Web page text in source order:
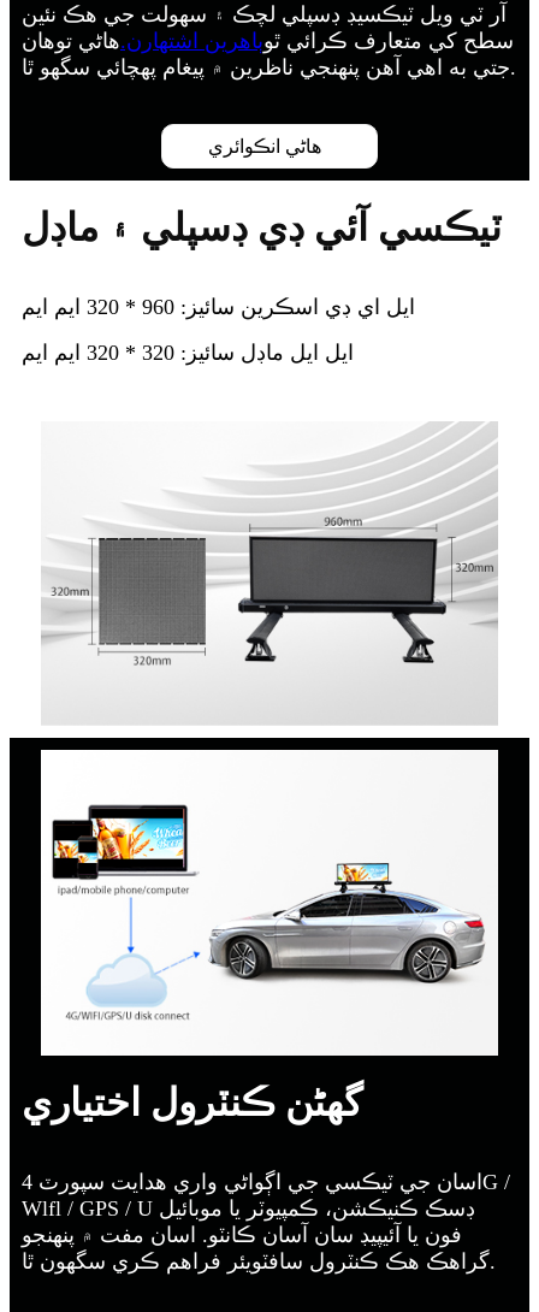
آر ٽي ويل ٽيڪسيڊ ڊسپلي لچڪ ۽ سهولت جي هڪ نئين
سطح کي متعارف ڪرائي ٿوٻاهرين اشتهارن.هاڻي توهان
جتي به اهي آهن پنهنجي ناظرین ۾ پيغام پهچائي سگهو ٿا.
هاڻي انڪوائري
ٽيڪسي آئي ڊي ڊسپلي ۽ ماڊل
ايل اي ڊي اسڪرين سائيز: 960 * 320 ايم ايم
ايل ايل ماڊل سائيز: 320 * 320 ايم ايم
گهڻن ڪنٽرول اختياري
اسان جي ٽيڪسي جي اڳواڻي واري هدايت سپورٽ 4G /
Wlfl / GPS / U ڊسڪ ڪنيڪشن، ڪمپيوٽر يا موبائيل
فون يا آئيپيڊ سان آسان ڪانٽو. اسان مفت ۾ پنهنجو
گراهڪ هڪ ڪنٽرول سافٽويئر فراهم ڪري سگهون ٿا.